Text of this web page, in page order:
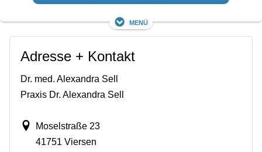
Menü
Adresse + Kontakt
Dr. med. Alexandra Sell
Praxis Dr. Alexandra Sell
Moselstraße 23
41751 Viersen